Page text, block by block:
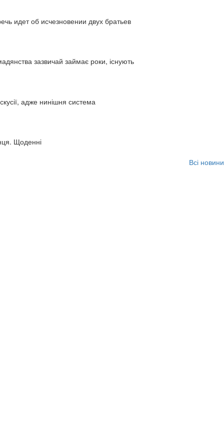
идет об исчезновении двух братьев
зазвичай займає роки, існують
адже нинішня система
Щоденні
Всі новини